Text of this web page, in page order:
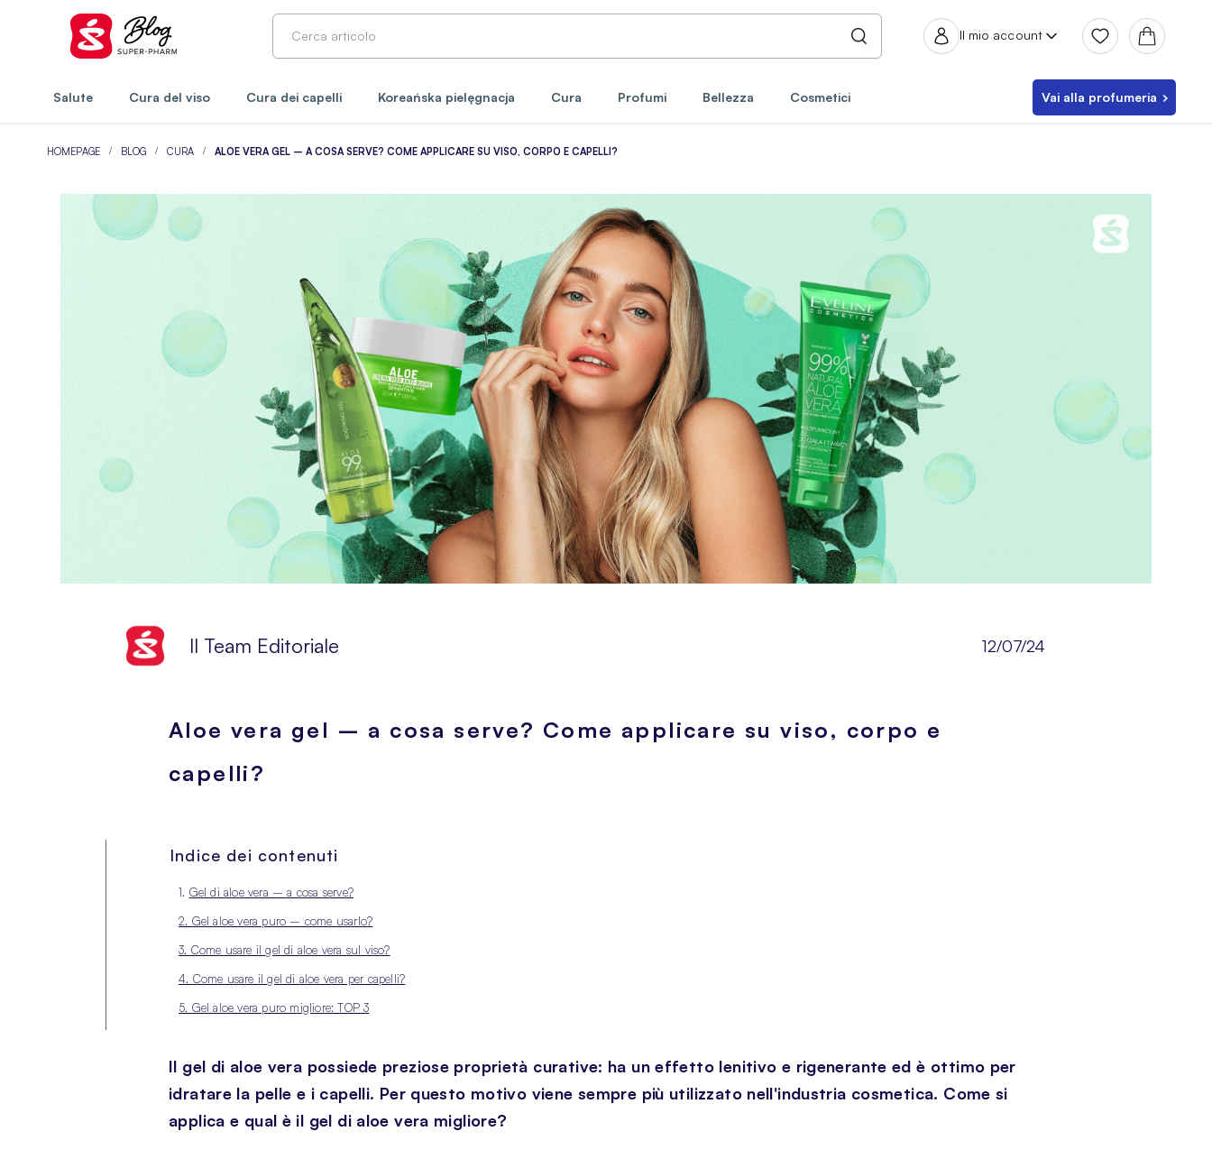
Il mio account
Salute Cura del viso Cura dei capelli Koreańska pielęgnacja Cura Profumi Bellezza Cosmetici Vai alla profumeria
HOMEPAGE BLOG CURA ALOE VERA GEL – A COSA SERVE? COME APPLICARE SU VISO, CORPO E CAPELLI?
Il Team Editoriale 12/07/24
Aloe vera gel – a cosa serve? Come applicare su viso, corpo e
capelli?
Indice dei contenuti
1. Gel di aloe vera – a cosa serve?
2. Gel aloe vera puro – come usarlo?
3. Come usare il gel di aloe vera sul viso?
4. Come usare il gel di aloe vera per capelli?
5. Gel aloe vera puro migliore: TOP 3
Il gel di aloe vera possiede preziose proprietà curative: ha un effetto lenitivo e rigenerante ed è ottimo per
idratare la pelle e i capelli. Per questo motivo viene sempre più utilizzato nell'industria cosmetica. Come si
applica e qual è il gel di aloe vera migliore?